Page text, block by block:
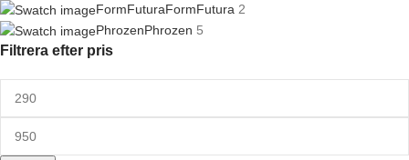
FormFuturaFormFutura 2
PhrozenPhrozen 5
Filtrera efter pris